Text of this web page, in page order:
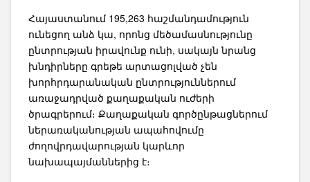
Հայաստանում 195,263 հաշմանդամություն
ունեցող անձ կա, որոնց մեծամասնությունը
ընտրության իրավունք ունի, սակայն նրանց
խնդիրները գրեթե արտացոլված չեն
խորհրդարանական ընտրություններում
առաջադրված քաղաքական ուժերի
ծրագրերում։ Քաղաքական գործընթացներում
ներառականության ապահովումը
ժողովրդավարության կարևոր
նախապայմաններից է։